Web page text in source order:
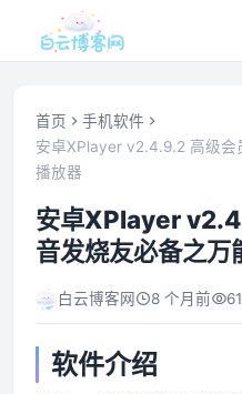
首页
网站源码
软件仓库
主题插件
首页
手机软件
安卓XPlayer v2.4.9.2 高级会
播放器
安卓XPlayer
音发烧友必备之万
白云博客网 8 个月前
软件介绍